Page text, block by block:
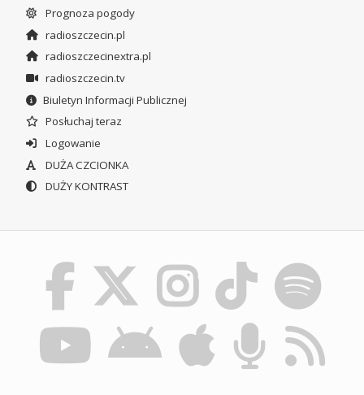
Prognoza pogody
radioszczecin.pl
radioszczecinextra.pl
radioszczecin.tv
Biuletyn Informacji Publicznej
Posłuchaj teraz
Logowanie
DUŻA CZCIONKA
DUŻY KONTRAST